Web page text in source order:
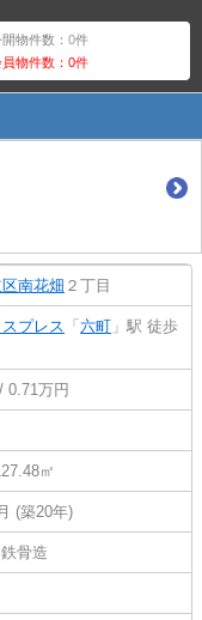
開物件数：0件
員物件数：0件
区南花畑 ２丁目
プレス 「 六町 」駅 徒歩
/ 0.71万円
㎡
(築20年)
骨造